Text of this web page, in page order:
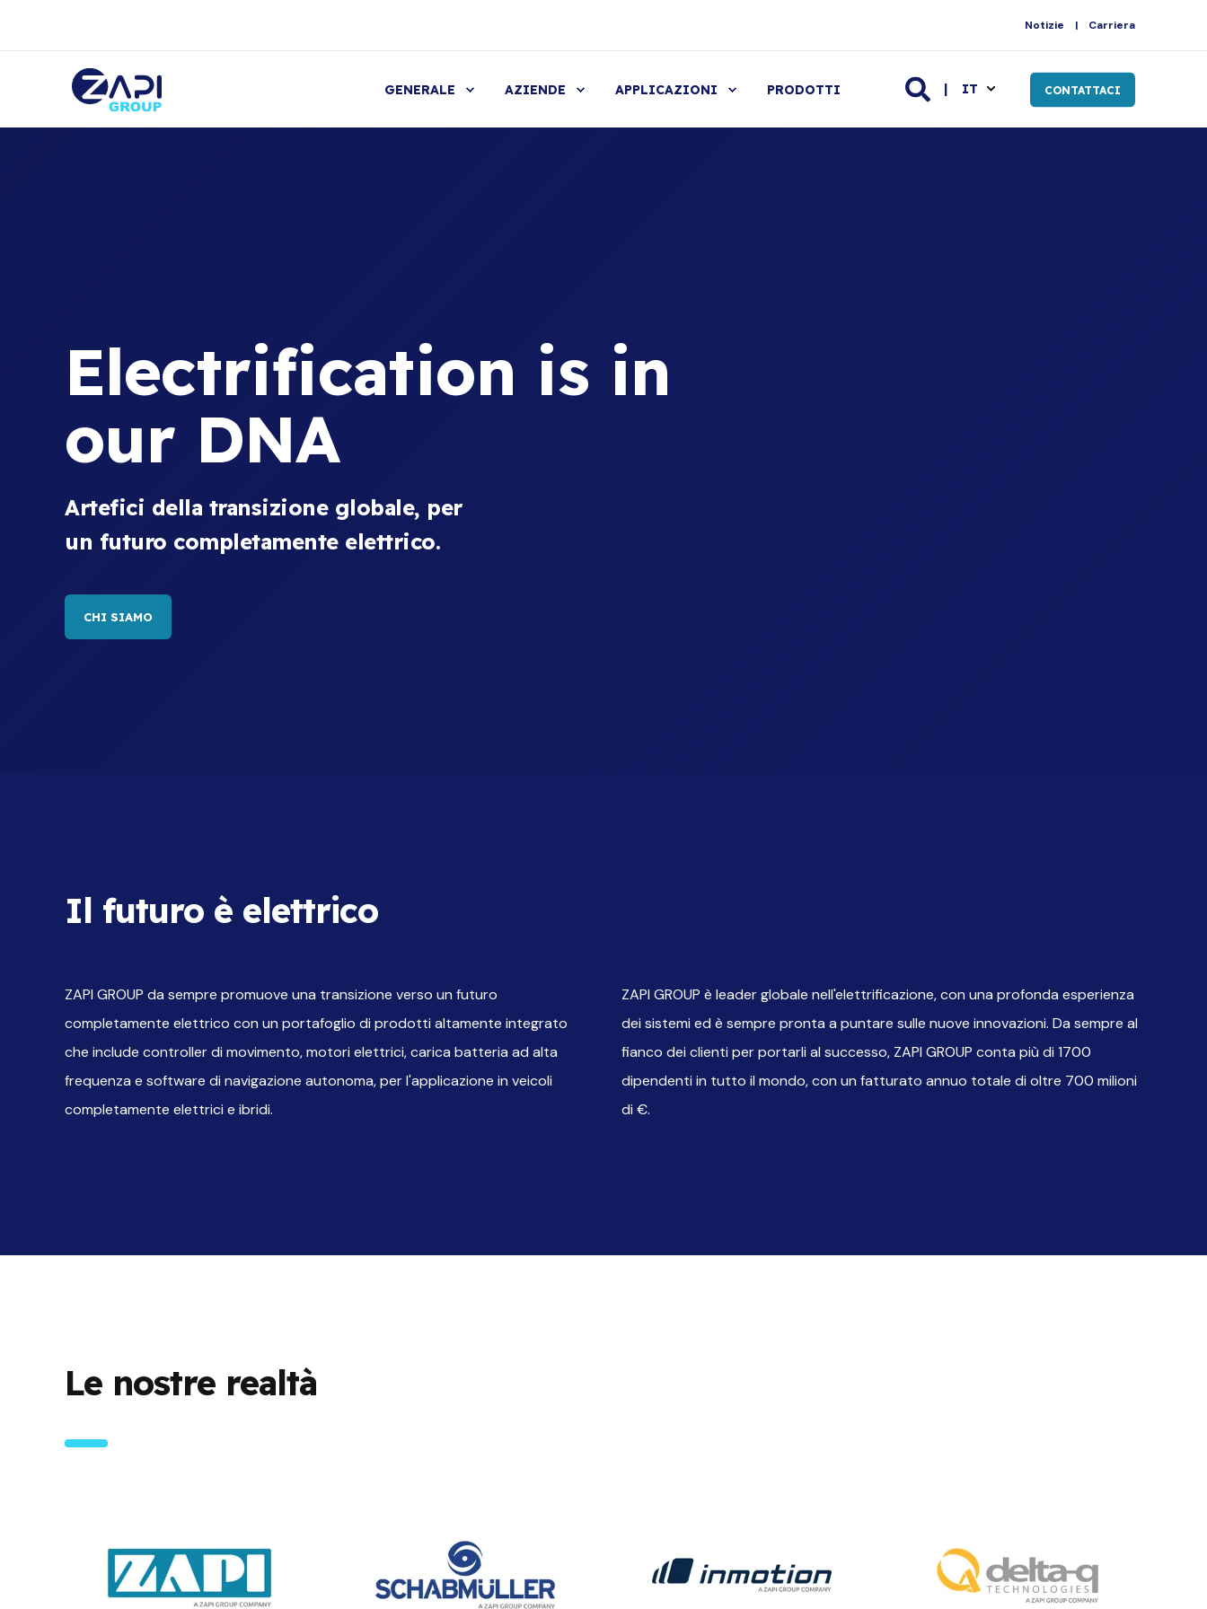
Notizie Carriera
GENERALE AZIENDE APPLICAZIONI PRODOTTI IT CONTATTACI
Electrification is in
our DNA
Artefici della transizione globale, per
un futuro completamente elettrico.
CHI SIAMO
Il futuro è elettrico
ZAPI GROUP da sempre promuove una transizione verso un futuro
completamente elettrico con un portafoglio di prodotti altamente integrato
che include controller di movimento, motori elettrici, carica batteria ad alta
frequenza e software di navigazione autonoma, per l'applicazione in veicoli
completamente elettrici e ibridi.
ZAPI GROUP è leader globale nell'elettrificazione, con una profonda esperienza
dei sistemi ed è sempre pronta a puntare sulle nuove innovazioni. Da sempre al
fianco dei clienti per portarli al successo, ZAPI GROUP conta più di 1700
dipendenti in tutto il mondo, con un fatturato annuo totale di oltre 700 milioni
di €.
Le nostre realtà